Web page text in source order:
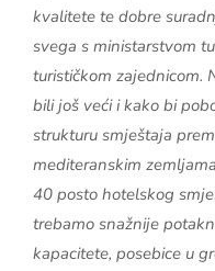
kvalitete te dobre
svega s ministarstvom
turističkom zajednicom.
bili još veći i kako bi
strukturu smještaja
mediteranskim
40 posto hotelskog
trebamo snažnije
kapacitete, posebice u